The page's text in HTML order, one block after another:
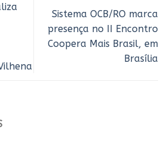
Sistema OCB/RO marca
presença no II Encontro
Coopera Mais Brasil, em
Brasília